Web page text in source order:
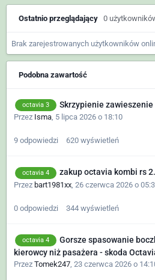
Ostatnio przeglądający 0
Brak zarejestrowanych użytkowników
Podobna zawartość
octavia 3 Skrzypienie zawieszenie
Przez Isma, 5 lipca 2026 o 18:10
9 odpowiedzi 620 wyświetleń
octavia 4 zakup octavia kombi rs
Przez bart1981xx 26 czerwca 2026 o
0 odpowiedzi 344 wyświetleń
octavia 4
Gorsze spasowanie
kierowcy niż pasażera - skoda
Przez Tomek247, 23 czerwca 2026 o